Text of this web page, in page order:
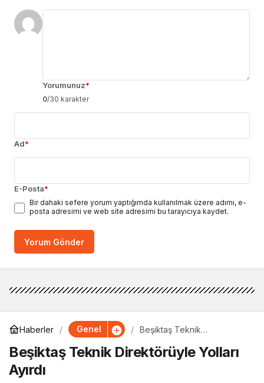
Yorumunuz*
0/30 karakter
Ad*
E-Posta*
Bir dahaki sefere yorum yaptığımda kullanılmak üzere adımı, e-
posta adresimi ve web site adresimi bu tarayıcıya kaydet.
Yorum Gönder
Haberler Genel
Beşiktaş Teknik
Beşiktaş Teknik Direktörüyle Yolları
Ayırdı